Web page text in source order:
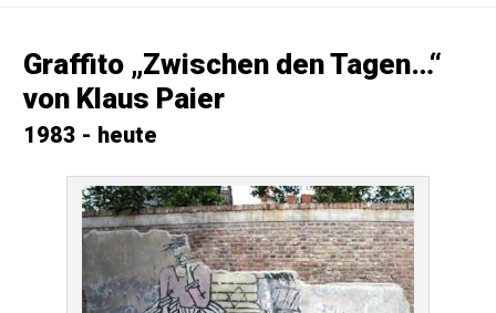
Graffito „Zwischen den Tagen…“
von Klaus Paier
1983 - heute